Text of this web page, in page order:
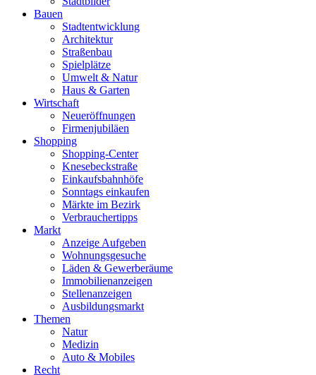
Bauen
Stadtentwicklung
Architektur
Straßenbau
Spielplätze
Umwelt & Natur
Haus & Garten
Wirtschaft
Neueröffnungen
Firmenjubiläen
Shopping
Shopping-Center
Knesebeckstraße
Einkaufsbahnhöfe
Sonntags einkaufen
Märkte im Bezirk
Verbrauchertipps
Markt
Anzeige Aufgeben
Wohnungsgesuche
Läden & Gewerberäume
Immobilienanzeigen
Stellenanzeigen
Ausbildungsmarkt
Themen
Natur
Medizin
Auto & Mobiles
Recht